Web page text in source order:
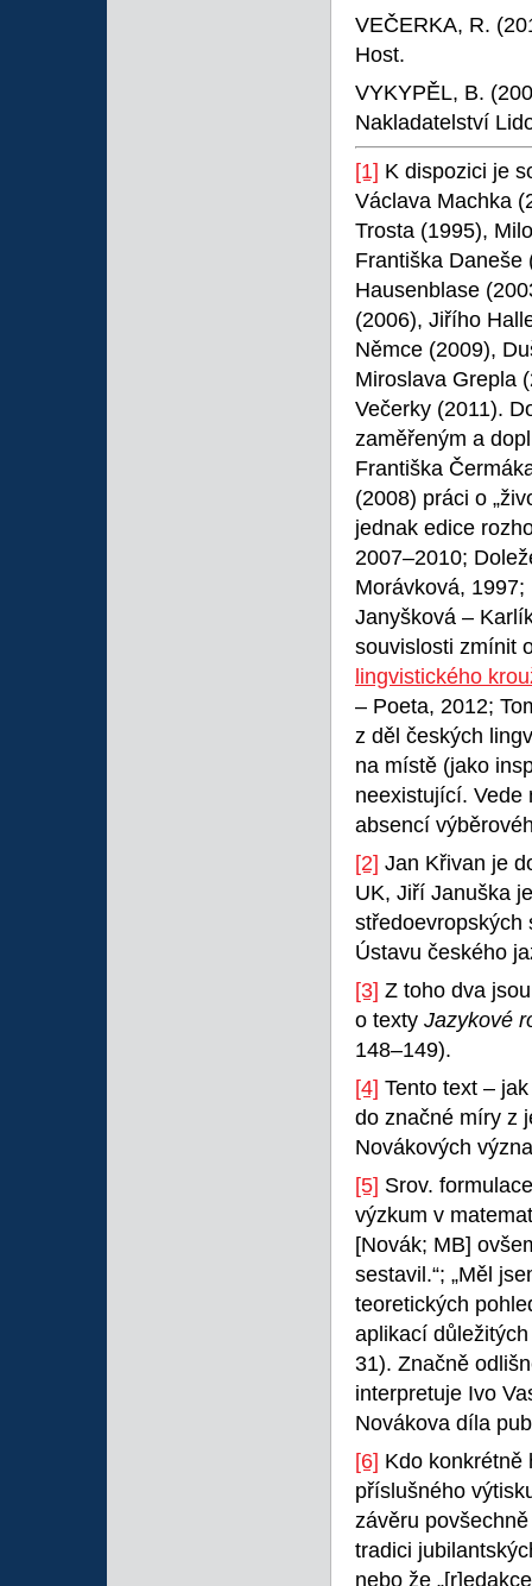
VEČERKA, R.
Host.
VYKYPĚL, B.
Nakladatelství
[1] K dispozici je
Václava Machka
Trosta (1995),
Františka Daneše
Hausenblase
(2006), Jiřího
Němce (2009),
Miroslava Grepla
Večerky (2011).
zaměřeným a
Františka
(2008) práci o
jednak edice
2007–2010;
Morávková,
Janyšková –
souvislosti zmínit
lingvistického
– Poeta, 2012;
z děl českých
na místě (jako
neexistující. Vede
absencí
[2] Jan Křivan je
UK, Jiří Januška
středoevropských
Ústavu českého
[3] Z toho dva
o texty Jazykové
148–149).
[4] Tento text –
do značné míry z
Novákových
[5] Srov.
výzkum v
[Novák; MB]
sestavil.“; „Měl
teoretických
aplikací
31). Značně
interpretuje Ivo
Novákova díla
[6] Kdo konkrétně
příslušného
závěru
tradici
nebo že